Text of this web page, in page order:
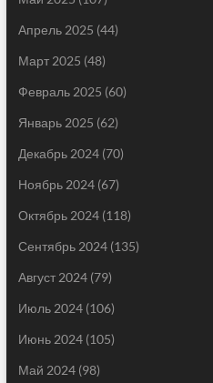
Апрель 2025 (44)
Март 2025 (48)
Февраль 2025 (60)
Январь 2025 (62)
Декабрь 2024(70)
Ноябрь 2024(67)
Октябрь 2024(118)
Сентябрь 2024(135)
Август 2024(79)
Июль 2024(106)
Июнь 2024(105)
Май 2024(98)